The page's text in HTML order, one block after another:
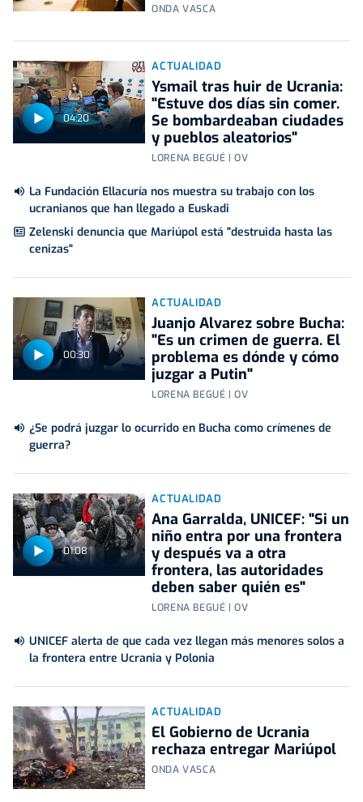
ONDA VASCA
04:20
ACTUALIDAD
Ysmail tras huir de Ucrania:
"Estuve dos días sin comer.
Se bombardeaban ciudades
y pueblos aleatorios"
LORENA BEGUÉ | OV
La Fundación Ellacuría nos muestra su trabajo con los
ucranianos que han llegado a Euskadi
Zelenski denuncia que Mariúpol está "destruida hasta las
cenizas"
00:30
ACTUALIDAD
Juanjo Alvarez sobre Bucha:
"Es un crimen de guerra. El
problema es dónde y cómo
juzgar a Putin"
LORENA BEGUÉ | OV
¿Se podrá juzgar lo ocurrido en Bucha como crímenes de
guerra?
01:08
ACTUALIDAD
Ana Garralda, UNICEF: "Si un
niño entra por una frontera
y después va a otra
frontera, las autoridades
deben saber quién es"
LORENA BEGUÉ | OV
UNICEF alerta de que cada vez llegan más menores solos a
la frontera entre Ucrania y Polonia
ACTUALIDAD
El Gobierno de Ucrania
rechaza entregar Mariúpol
ONDA VASCA